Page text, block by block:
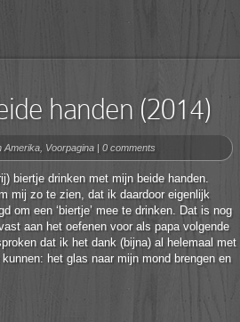
handen (2014)
Amerika Voorpagina | 0 comments
biertje drinken met mijn beide handen.
mij zo te zien, dat ik daardoor eigenlijk
om een ‘biertje’ mee te drinken. Dat is nog
aan het oefenen voor als papa volgende
dat ik het dank (bijna) al helemaal met
het glas naar mijn mond brengen en